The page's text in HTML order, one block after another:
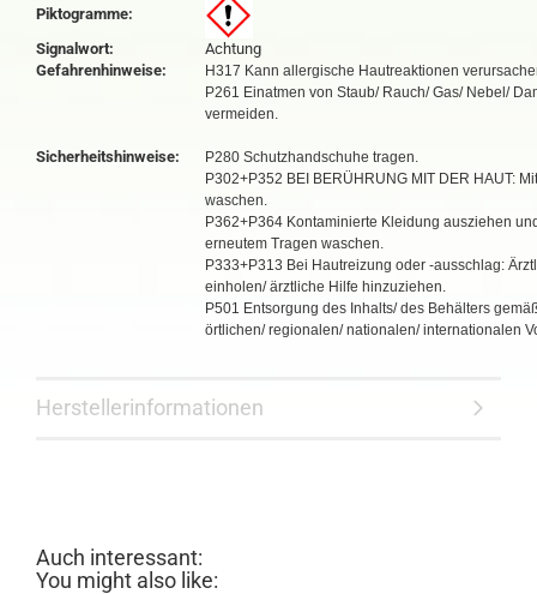
Piktogramme:
Signalwort:
Achtung
Gefahrenhinweise:
H317 Kann allergische Hautreaktionen
P261 Einatmen von Staub/ Rauch/ Gas/ Nebel/
vermeiden.
Sicherheitshinweise:
P280 Schutzhandschuhe tragen.
P302+P352 BEI BERÜHRUNG MIT DER HAUT:
waschen.
P362+P364 Kontaminierte Kleidung ausziehen
erneutem Tragen waschen.
P333+P313 Bei Hautreizung oder -ausschlag:
einholen/ ärztliche Hilfe hinzuziehen.
P501 Entsorgung des Inhalts/ des Behälters
örtlichen/ regionalen/ nationalen/ internationalen
Herstellerinformationen
Auch interessant:
You might also like: